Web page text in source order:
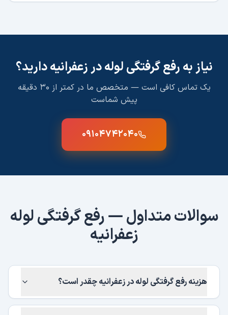
نیاز بهرفع گرفتگی لولهدرزعفرانیهدارید؟
یک تماس کافی است — متخصص ما در کمتر از ۳۰ دقیقه
پیش شماست
۰۹۱۰۴۷۴۲۰۴۰
سوالات متداول —رفع گرفتگی لوله
زعفرانیه
هزینه رفع گرفتگی لوله در زعفرانیه چقدر است؟